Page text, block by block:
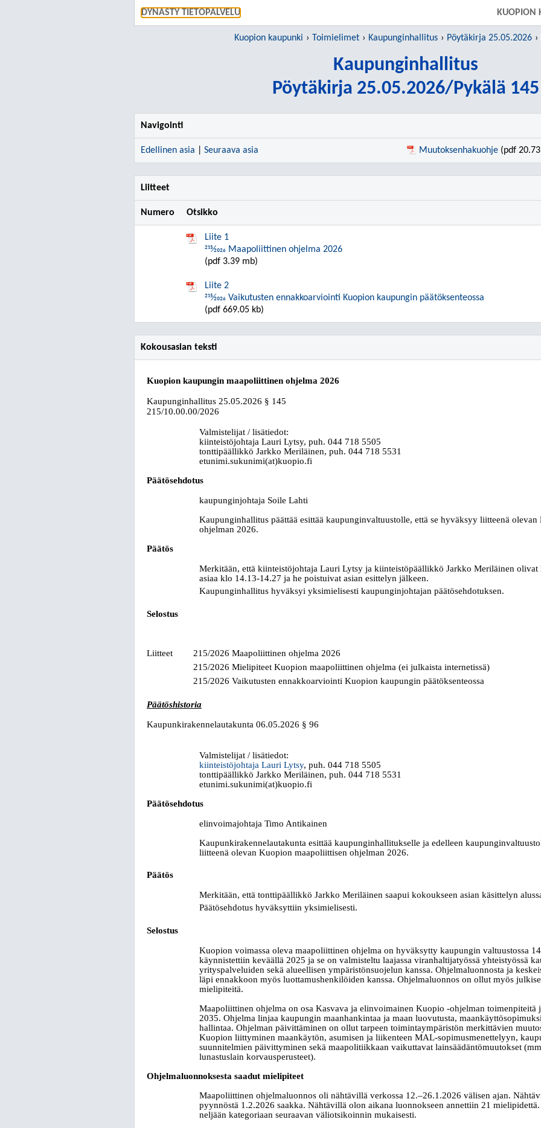
DYNASTY TIETOPALVELU KUOPION
Kuopion kaupunki Toimielimet Kaupunginhallitus Pöytäkirja 25.05.2026
Kaupunginhallitus
Pöytäkirja 25.05.2026/Pykälä 145
Navigointi
Edellinen asia Seuraava asia Muutoksenhakuohje (pdf
Liitteet
Numero Otsikko
Liite 1
215⁄2026 Maapoliittinen ohjelma 2026
(pdf 3.39 mb)
Liite 2
215⁄2026 Vaikutusten ennakkoarviointi Kuopion kaupungin päätöksenteossa
(pdf 669.05 kb)
Kokousasian teksti
Kuopion kaupungin maapoliittinen ohjelma 2026
Kaupunginhallitus 25.05.2026 § 145
215/10.00.00/2026
Valmistelijat / lisätiedot:
kiinteistöjohtaja Lauri Lytsy, puh. 044 718 5505
tonttipäällikkö Jarkko Meriläinen, puh. 044 718 5531
etunimi.sukunimi(at)kuopio.fi
Päätösehdotus
kaupunginjohtaja Soile Lahti
Kaupunginhallitus päättää esittää kaupunginvaltuustolle, että se hyväksyy liitteenä
ohjelman 2026.
Päätös
Merkitään, että kiinteistöjohtaja Lauri Lytsy ja kiinteistöpäällikkö Jarkko Meriläinen olivat
asiaa klo 14.13-14.27 ja he poistuivat asian esittelyn jälkeen.
Kaupunginhallitus hyväksyi yksimielisesti kaupunginjohtajan päätösehdotuksen.
Selostus
Liitteet
215/2026 Maapoliittinen ohjelma 2026
215/2026 Mielipiteet Kuopion maapoliittinen ohjelma (ei julkaista internetissä)
215/2026 Vaikutusten ennakkoarviointi Kuopion kaupungin päätöksenteossa
Päätöshistoria
Kaupunkirakennelautakunta 06.05.2026 § 96
Valmistelijat / lisätiedot:
kiinteistöjohtaja Lauri Lytsy, puh. 044 718 5505
tonttipäällikkö Jarkko Meriläinen, puh. 044 718 5531
etunimi.sukunimi(at)kuopio.fi
Päätösehdotus
elinvoimajohtaja Timo Antikainen
Kaupunkirakennelautakunta esittää kaupunginhallitukselle ja edelleen
liitteenä olevan Kuopion maapoliittisen ohjelman 2026.
Päätös
Merkitään, että tonttipäällikkö Jarkko Meriläinen saapui kokoukseen asian käsittelyn
Päätösehdotus hyväksyttiin yksimielisesti.
Selostus
Kuopion voimassa oleva maapoliittinen ohjelma on hyväksytty kaupungin valtuustossa
käynnistettiin keväällä 2025 ja se on valmisteltu laajassa viranhaltijatyössä yhteistyössä
yrityspalveluiden sekä alueellisen ympäristönsuojelun kanssa. Ohjelmaluonnosta ja
läpi ennakkoon myös luottamushenkilöiden kanssa. Ohjelmaluonnos on ollut myös
mielipiteitä.
Maapoliittinen ohjelma on osa Kasvava ja elinvoimainen Kuopio ‑ohjelman toimenpiteitä
2035. Ohjelma linjaa kaupungin maanhankintaa ja maan luovutusta,
hallintaa. Ohjelman päivittäminen on ollut tarpeen toimintaympäristön merkittävien
Kuopion liittyminen maankäytön, asumisen ja liikenteen MAL‑sopimusmenettelyyn,
suunnitelmien päivittyminen sekä maapolitiikkaan vaikuttavat lainsäädäntömuutokset
lunastuslain korvausperusteet).
Ohjelmaluonnoksesta saadut mielipiteet
Maapoliittinen ohjelmaluonnos oli nähtävillä verkossa 12.–26.1.2026 välisen ajan.
pyynnöstä 1.2.2026 saakka. Nähtävillä olon aikana luonnokseen annettiin 21
neljään kategoriaan seuraavan väliotsikoinnin mukaisesti.